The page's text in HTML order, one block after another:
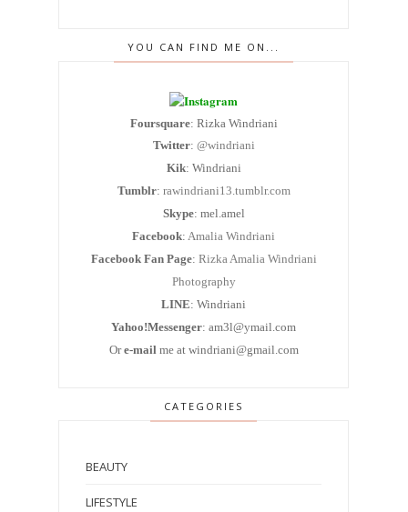
YOU CAN FIND ME ON...
Foursquare: Rizka Windriani
Twitter: @windriani
Kik: Windriani
Tumblr: rawindriani13.tumblr.com
Skype: mel.amel
Facebook: Amalia Windriani
Facebook Fan Page: Rizka Amalia Windriani
Photography
LINE: Windriani
Yahoo!Messenger: am3l@ymail.com
Ore-mailme at windriani@gmail.com
CATEGORIES
BEAUTY
LIFESTYLE